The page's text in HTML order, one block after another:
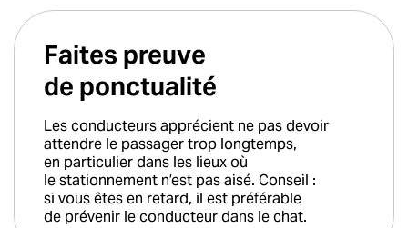
Faites preuve
de ponctualité
Les conducteurs apprécient ne pas devoir
attendre le passager trop longtemps,
en particulier dans les lieux où
le stationnement n’est pas aisé. Conseil :
si vous êtes en retard, il est préférable
de prévenir le conducteur dans le chat.